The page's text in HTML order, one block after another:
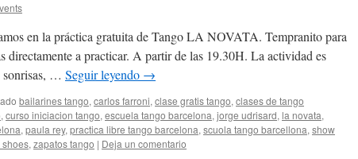
en la práctica gratuita de Tango LA NOVATA. Tempranito para
directamente a practicar. A partir de las 19.30H. La actividad es
sonrisas, … Seguir leyendo →
bailarines tango, carlos farroni, clase gratis tango, clases de tango
, curso iniciacion tango, escuela tango barcelona, jorge udrisard, la novata,
, paula rey, practica libre tango barcelona, scuola tango barcellona, show
, zapatos tango | Deja un comentario